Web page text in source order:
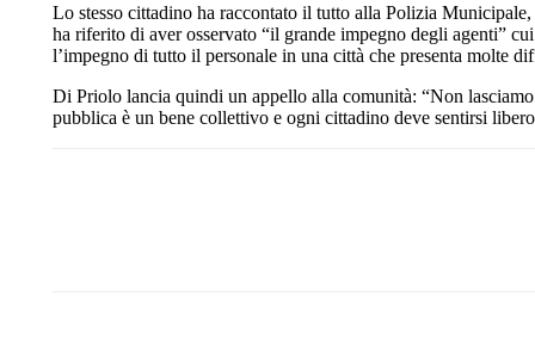
Lo stesso cittadino ha raccontato il tutto alla Polizia
ha riferito di aver osservato “il grande impegno degli agenti”
l’impegno di tutto il personale in una città che presenta molte
Di Priolo lancia quindi un appello alla comunità: “Non
pubblica è un bene collettivo e ogni cittadino deve sentirsi